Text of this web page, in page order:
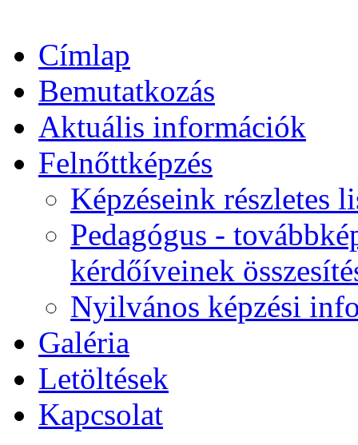
Címlap
Bemutatkozás
Aktuális információk
Felnőttképzés
Képzéseink részletes
Pedagógus -
kérdőíveinek
Nyilvános képzési
Galéria
Letöltések
Kapcsolat